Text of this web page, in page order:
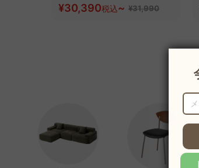
ット【高級天然ツゲ材】
¥30,390税込~ ¥31,990